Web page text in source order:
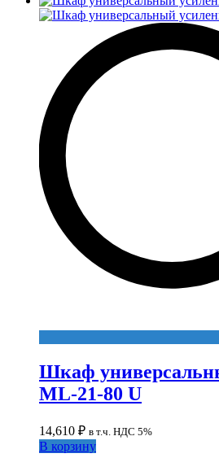
Шкаф
ML-21-80 U
14,610 ₽ в т.ч. НДС 5%
В корзину